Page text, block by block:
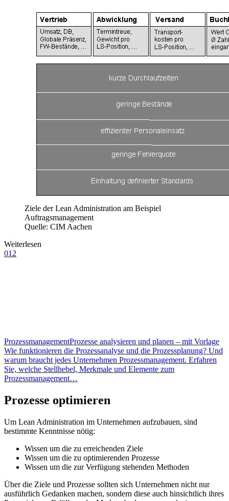
Ziele der Lean Administration am Beispiel
Auftragsmanagement
Quelle: CIM Aachen
Weiterlesen
012
ProzessmanagementProzesse analysieren und planen – mit Vorlage
Wie funktionieren die Prozessanalyse und die Prozessplanung? Und
warum braucht jedes Unternehmen Prozessmanagement. Erfahren
Sie, welche Stellhebel, Merkmale und Elemente zum
Prozessmanagement…
Prozesse optimieren
Um Lean Administration im Unternehmen aufzubauen, sind
bestimmte Kenntnisse nötig:
Wissen um die zu erreichenden Ziele
Wissen um die zu optimierenden Prozesse
Wissen um die zur Verfügung stehenden Methoden
Über die Ziele und Prozesse sollten sich Unternehmen nicht nur
ausführlich Gedanken machen, sondern diese auch hinsichtlich ihres